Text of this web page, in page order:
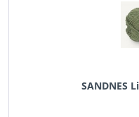
SANDNES